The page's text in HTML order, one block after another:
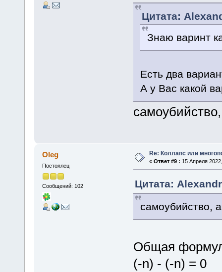
Цитата:
Знаю варинт
Есть два
А у Вас какой
Oleg
Постоялец
Сообщений: 102
Re: Коллапс или
« Ответ #9 : 15 Апреля
Цитата:
самоубийство,
Общая
(-n) - (-n) = 0